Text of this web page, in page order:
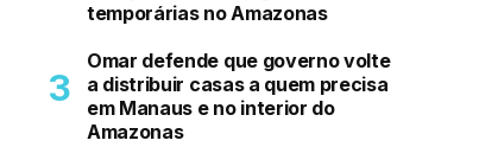
temporárias no Amazonas
Omar defende que governo volte
a distribuir casas a quem precisa
em Manaus e no interior do
Amazonas